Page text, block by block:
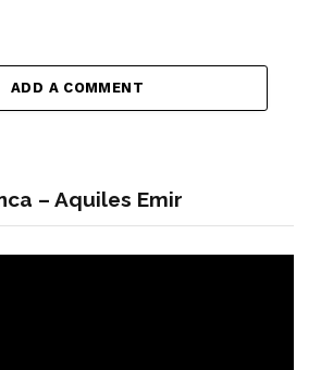
ADD A COMMENT
– Aquiles Emir